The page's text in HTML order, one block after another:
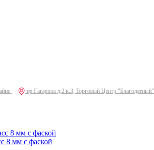
пр.Гагарина д.2 к.3, Торговый Центр "Благодатный"
8 мм с фаской
8 мм с фаской